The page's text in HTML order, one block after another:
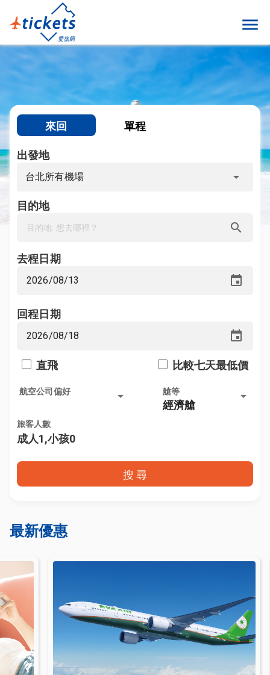
menu
來回 單程
台北所有機場
出發地
arrow_drop_down
目的地
search
去程日期
event
回程日期
event
直飛 比較七天最低價
航空公司偏好 arrow_drop_down
經濟艙
艙等 arrow_drop_down
旅客人數
成人1,小孩0
搜 尋
最新優惠